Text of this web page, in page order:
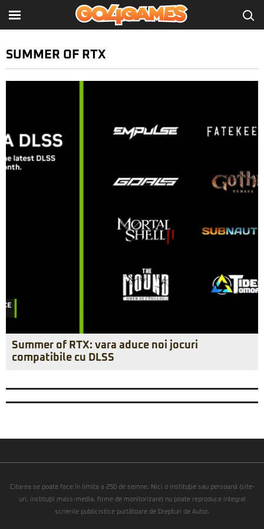
SUMMER OF RTX
Summer of RTX: vara aduce noi jocuri
compatibile cu DLSS
Citarea se poate face în limita a 250 de semne. Nici o instituţie sau persoană (site-
uri, instituţii mass-media, firme de monitorizare) nu poate reproduce integral
scrierile publicistice purtătoare de Drepturi de Autor.